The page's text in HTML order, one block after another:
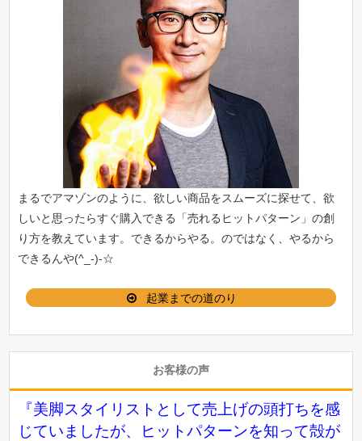
まるでアマゾンのように、欲しい商品をスムーズに探せて、欲
しいと思ったらすぐ購入できる「売れるヒットパターン 」の創
り方を教えています。できるからやる。のではなく、やるから
できるんや(^_-)-☆
起業までの道のり
お客様の声
『美脚スタイリストとして売上げの頭打ちを感
じていましたが、ヒットパターンを知って殻が